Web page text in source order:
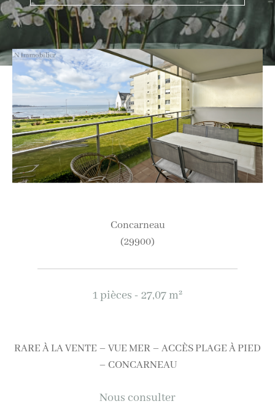
concarneau
(29900)
1 pièces - 27,07 m²
RARE À LA VENTE – VUE MER – ACCÈS PLAGE À PIED
– CONCARNEAU
Nous consulter
Ville
Budget
Budget
Surface
Surface
Pièces
AFFINER LES CRITÈRES
FILTRER PAR
Coups de coeur Exclusivités